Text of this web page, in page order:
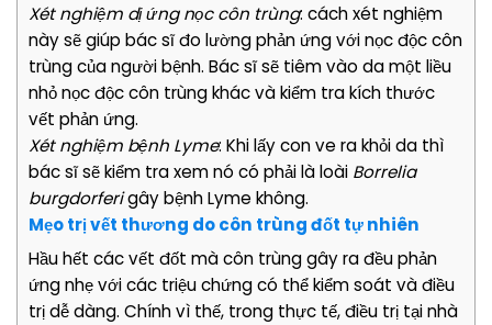
Xét nghiệm dị ứng nọc côn trùng: cách xét nghiệm
này sẽ giúp bác sĩ đo lường phản ứng với nọc độc côn
trùng của người bệnh. Bác sĩ sẽ tiêm vào da một liều
nhỏ nọc độc côn trùng khác và kiểm tra kích thước
vết phản ứng.
Xét nghiệm bệnh Lyme: Khi lấy con ve ra khỏi da thì
bác sĩ sẽ kiểm tra xem nó có phải là loài Borrelia
burgdorferigây bệnh Lyme không.
Mẹo trị vết thương do côn trùng đốt tự nhiên
Hầu hết các vết đốt mà côn trùng gây ra đều phản
ứng nhẹ với các triệu chứng có thể kiểm soát và điều
trị dễ dàng. Chính vì thế, trong thực tế, điều trị tại nhà